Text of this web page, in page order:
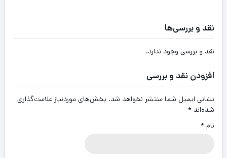
نقد و بررسی‌ها
نقد و بررسی وجود ندارد.
افزودن نقد و بررسی
نشانی ایمیل شما منتشر نخواهد شد. بخش‌های موردنیاز علامت‌گذاری
شده‌اند *
نام *